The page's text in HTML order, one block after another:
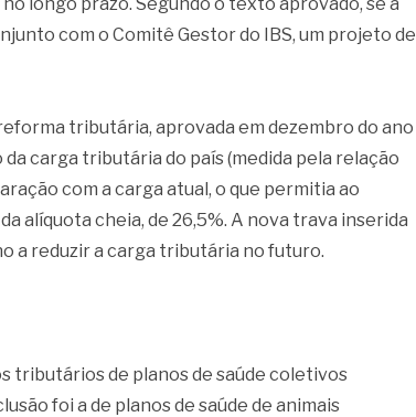
com o Comitê Gestor do IBS, um projeto de
tributária, aprovada em dezembro do ano
carga tributária do país (medida pela relação
com a carga atual, o que permitia ao
alíquota cheia, de 26,5%. A nova trava inserida
a reduzir a carga tributária no futuro.
tributários de planos de saúde coletivos
foi a de planos de saúde de animais